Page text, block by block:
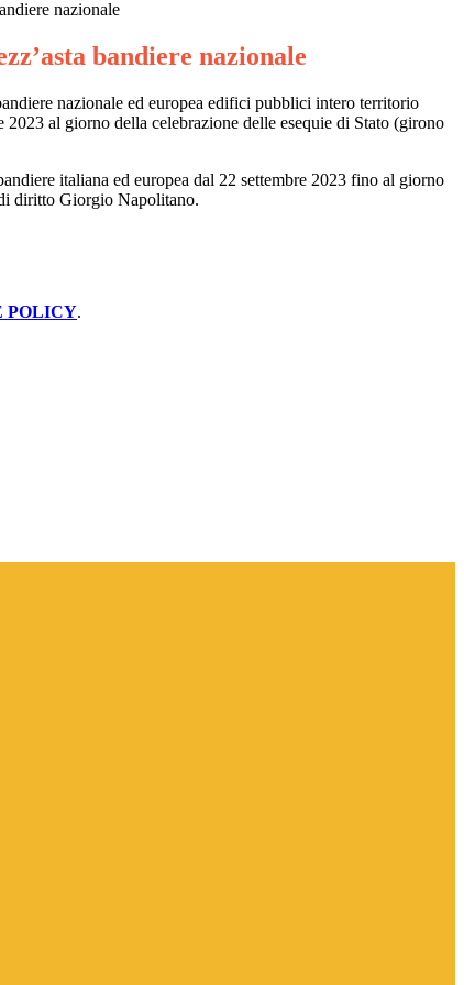
nazionale
bandiere nazionale
nazionale ed europea edifici pubblici intero territorio
2023 al giorno della celebrazione delle esequie di Stato (girono
italiana ed europea dal 22 settembre 2023 fino al giorno
diritto Giorgio Napolitano.
POLICY.